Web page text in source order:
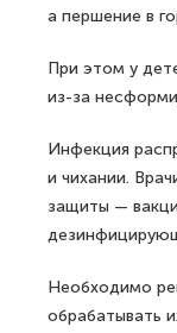
а першение в
При этом у
из-за
Инфекция
и чихании.
защиты —
Необходимо
обрабатывать